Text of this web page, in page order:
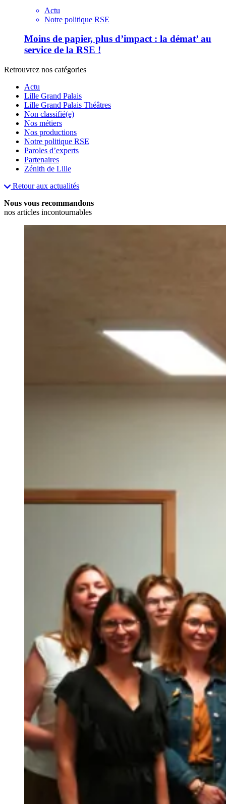
Actu
Notre politique RSE
Moins de papier, plus d’impact : la démat’ au
service de la RSE !
Retrouvrez nos catégories
Actu
Lille Grand Palais
Lille Grand Palais Théâtres
Non classifié(e)
Nos métiers
Nos productions
Notre politique RSE
Paroles d’experts
Partenaires
Zénith de Lille
Retour aux actualités
Nous vous recommandons
nos articles incontournables